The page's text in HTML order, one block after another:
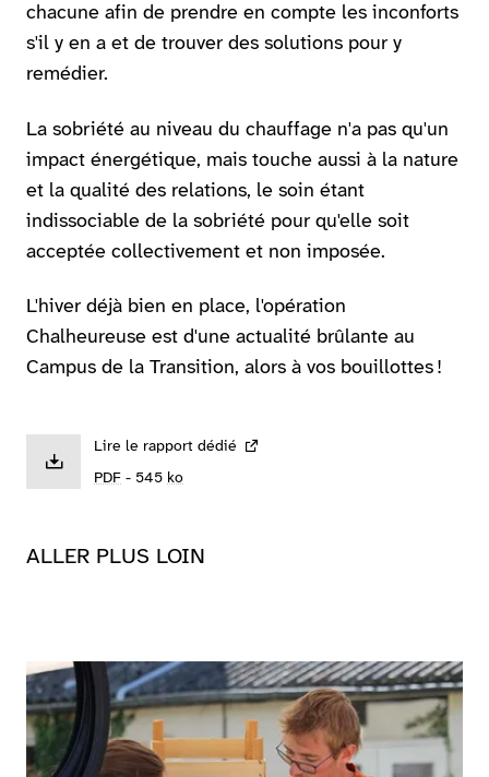
chacune afin de prendre en compte les inconforts
s'il y en a et de trouver des solutions pour y
remédier.
La sobriété au niveau du chauffage n'a pas qu'un
impact énergétique, mais touche aussi à la nature
et la qualité des relations, le soin étant
indissociable de la sobriété pour qu'elle soit
acceptée collectivement et non imposée.
L'hiver déjà bien en place, l'opération
Chalheureuse est d'une actualité brûlante au
Campus de la Transition, alors à vos bouillottes !
Lire le rapport dédié
PDF - 545 ko
ALLER PLUS LOIN